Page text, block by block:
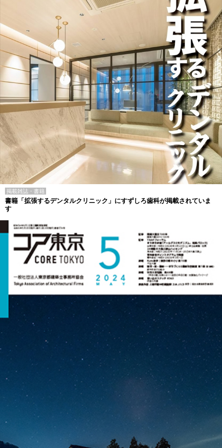
掲載雑誌・書籍
書籍「拡張するデンタルクリニック」にすずしろ歯科が掲載されていま
す